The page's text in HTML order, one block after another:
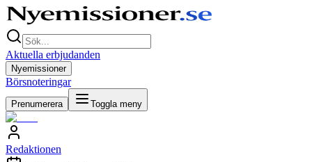
Aktuella erbjudanden
Nyemissioner
Börsnoteringar
Prenumerera Toggla meny
Redaktionen